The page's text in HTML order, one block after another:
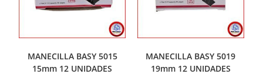
MANECILLA BASY 5015
15mm 12 UNIDADES
MANECILLA BASY 5019
19mm 12 UNIDADES